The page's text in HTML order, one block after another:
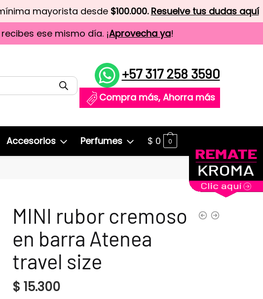
mayorista desde $100.000. Resuelve tus dudas aquí
ese mismo día. ¡Aprovecha ya!
+57 317 258 3590
Compra más, Ahorra más
Accesorios Perfumes $ 0 0
MINI rubor cremoso
en barra Atenea
travel size
$ 15.300